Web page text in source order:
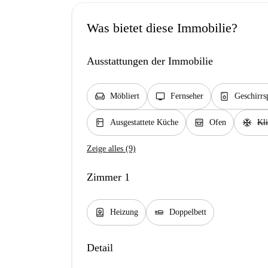
Was bietet diese Immobilie?
Ausstattungen der Immobilie
chair Möbliert tv Fernseher dishwasher_gen
kitchen Ausgestattete Küche oven_gen Ofen ac_unit
Zeige alles (9)
Zimmer 1
water_heater Heizung airline_seat_flat Doppelbett
Detail